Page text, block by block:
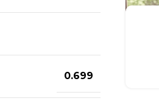
0.699